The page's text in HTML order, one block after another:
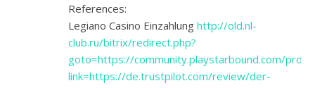
References:
Legiano Casino Einzahlung http://old.nl-
club.ru/bitrix/redirect.php?
goto=https://community.playstarbound.com/
link=https://de.trustpilot.com/review/der-